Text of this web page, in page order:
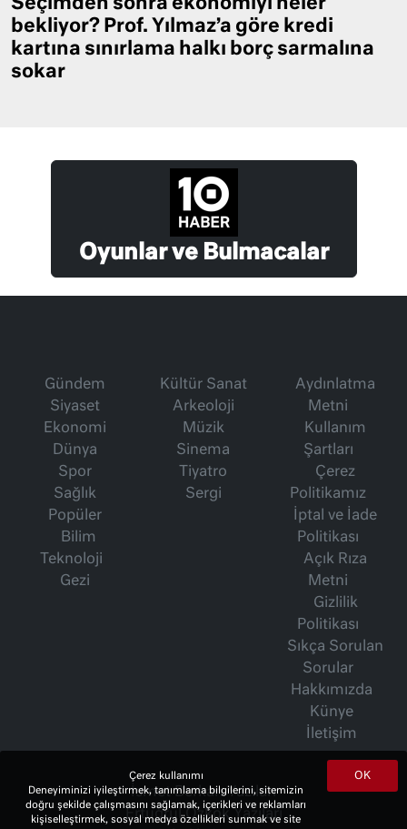
Seçimden sonra ekonomiyi neler
bekliyor? Prof. Yılmaz’a göre kredi
kartına sınırlama halkı borç sarmalına
sokar
Oyunlar ve Bulmacalar
Gündem
Siyaset
Ekonomi
Dünya
Spor
Sağlık
Popüler
Bilim
Teknoloji
Gezi
Kültür Sanat
Arkeoloji
Müzik
Sinema
Tiyatro
Sergi
Aydınlatma
Metni
Kullanım
Şartları
Çerez
Politikamız
İptal ve İade
Politikası
Açık Rıza
Metni
Gizlilik
Politikası
Sıkça Sorulan
Sorular
Hakkımızda
Künye
İletişim
İsmet Berkan Yazıları
Ertuğrul Özkök Yazıları
OK
Çerez kullanımı
Deneyiminizi iyileştirmek, tanımlama bilgilerini, sitemizin
doğru şekilde çalışmasını sağlamak, içerikleri ve reklamları
kişiselleştirmek, sosyal medya özellikleri sunmak ve site